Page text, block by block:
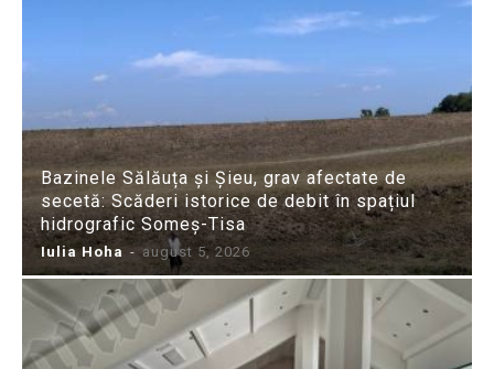
Bazinele Sălăuța și Șieu, grav afectate de
secetă: Scăderi istorice de debit în spațiul
hidrografic Someș-Tisa
Iulia Hoha - august 5, 2026